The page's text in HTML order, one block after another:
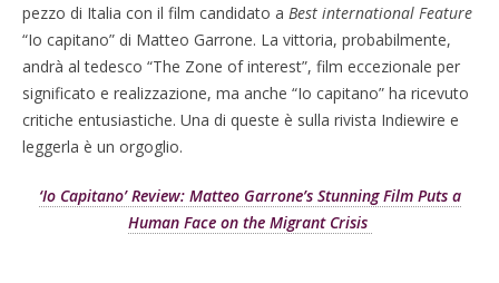
pezzo di Italia con il film candidato a Best international Feature
“Io capitano” di Matteo Garrone. La vittoria, probabilmente,
andrà al tedesco “The Zone of interest”, film eccezionale per
significato e realizzazione, ma anche “Io capitano” ha ricevuto
critiche entusiastiche. Una di queste è sulla rivista Indiewire e
leggerla è un orgoglio.
‘Io Capitano’ Review: Matteo Garrone’s Stunning Film Puts a
Human Face on the Migrant Crisis